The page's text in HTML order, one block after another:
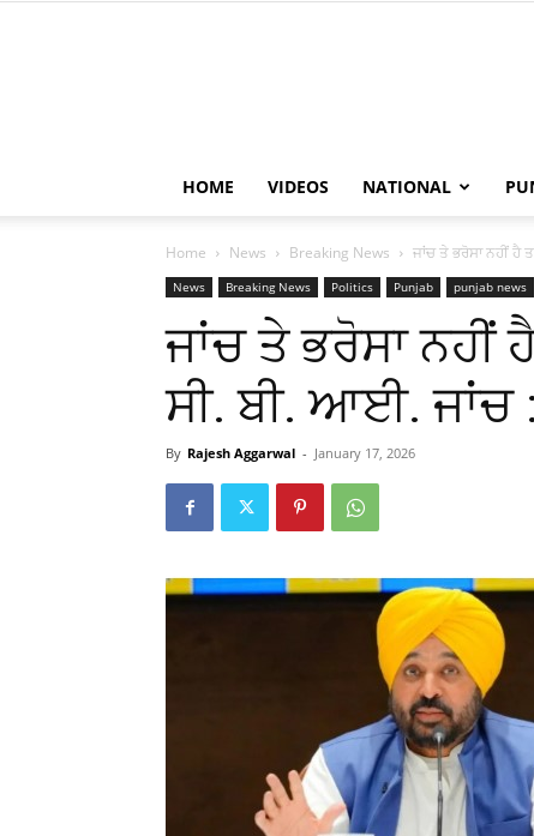
HOME VIDEOS NATIONAL
Home News Breaking News ਜਾਂਚ ਤੇ ਭਰੋਸਾ ਨਹੀਂ ਹੈ
News Breaking News Politics Punjab punjab news
ਜਾਂਚ ਤੇ ਭਰੋਸਾ ਨਹੀਂ
ਸੀ. ਬੀ. ਆਈ. ਜਾਂਚ
By Rajesh Aggarwal - January 17, 2026